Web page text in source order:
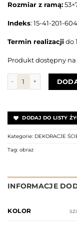
Rozmiar z ramą:
Indeks: 15-41-201-
Termin realizacjido
Produkt dostępny
ilość Obraz KOBIETA
DODAJ DO LISTY
Kategorie: DEKORACJE
Tag: obraz
INFORMACJE
KOLOR